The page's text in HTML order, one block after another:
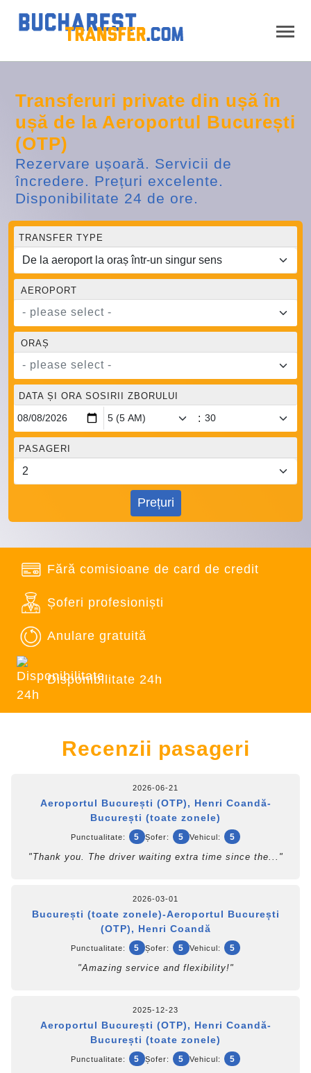
Transferuri private din ușă în
ușă de la Aeroportul București
(OTP)
Rezervare ușoară. Servicii de
încredere. Prețuri excelente.
Disponibilitate 24 de ore.
TRANSFER TYPE
AEROPORT
- please select -
ORAȘ
- please select -
DATA ȘI ORA SOSIRII ZBORULUI
:
PASAGERI
Prețuri
Fără comisioane de card de credit
Șoferi profesioniști
Anulare gratuită
Disponibilitate 24h
Recenzii pasageri
2026-06-21
Aeroportul București (OTP), Henri Coandă-
București (toate zonele)
Punctualitate: 5 Șofer: 5 Vehicul: 5
"Thank you. The driver waiting extra time since the..."
2026-03-01
București (toate zonele)-Aeroportul București
(OTP), Henri Coandă
Punctualitate: 5 Șofer: 5 Vehicul: 5
"Amazing service and flexibility!"
2025-12-23
Aeroportul București (OTP), Henri Coandă-
București (toate zonele)
Punctualitate: 5 Șofer: 5 Vehicul: 5